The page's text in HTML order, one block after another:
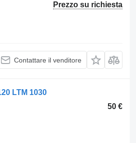
Prezzo su richiesta
Contattare il venditore
LTM 1030
50 €